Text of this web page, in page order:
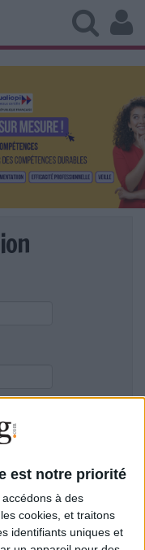
est notre priorité
à des
cookies, et traitons
identifiants uniques et